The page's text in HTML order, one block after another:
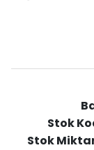
Stok
Stok